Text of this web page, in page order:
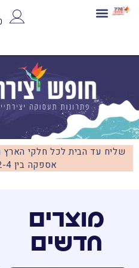
אספקה בין 2-4 ימי עסקים
מוצרים
חדשים